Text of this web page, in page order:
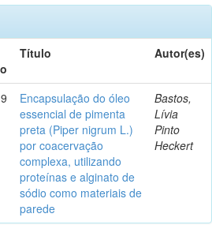
Título Autor(es)
Encapsulação do óleo
essencial de pimenta
preta (Piper nigrum L.)
por coacervação
complexa, utilizando
proteínas e alginato de
sódio como materiais de
parede
Bastos,
Lívia
Pinto
Heckert